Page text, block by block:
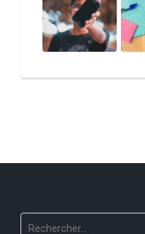
Rechercher :